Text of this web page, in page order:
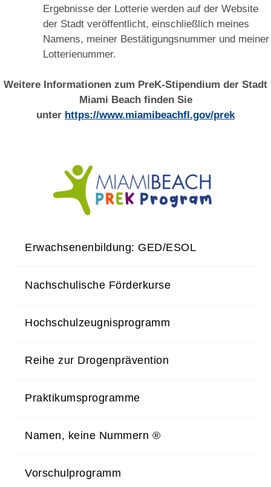
Ergebnisse der Lotterie werden auf der Website
der Stadt veröffentlicht, einschließlich meines
Namens, meiner Bestätigungsnummer und meiner
Lotterienummer.
Weitere Informationen zum PreK-Stipendium der Stadt
Miami Beach finden Sie
unter https://www.miamibeachfl.gov/prek
Erwachsenenbildung: GED/ESOL
Nachschulische Förderkurse
Hochschulzeugnisprogramm
Reihe zur Drogenprävention
Praktikumsprogramme
Namen, keine Nummern ®
Vorschulprogramm